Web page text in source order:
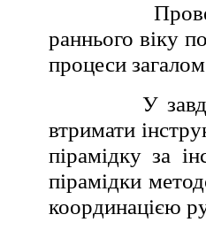
раннього віку
процеси
У
втримати
пірамідку за
пірамідки
координацією